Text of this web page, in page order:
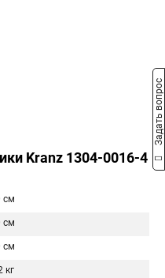
Kranz 1304-0016-4
см
см
см
кг
Задать вопрос